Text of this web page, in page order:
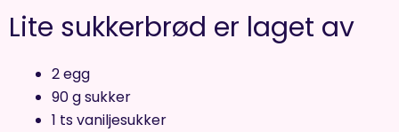
Lite sukkerbrød er laget av
2 egg
90 g sukker
1 ts vaniljesukker